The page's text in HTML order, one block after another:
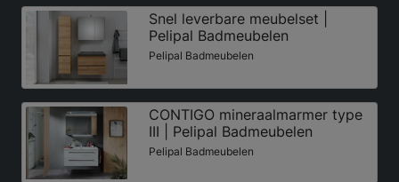
Snel leverbare meubelset |
Pelipal Badmeubelen
Pelipal Badmeubelen
CONTIGO mineraalmarmer type
III | Pelipal Badmeubelen
Pelipal Badmeubelen